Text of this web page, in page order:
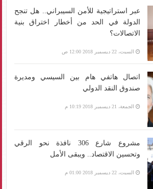
عبر استراتيجية للأمن السيبراني.. هل تنجح
الدولة في الحد من أخطار اختراق بنية
الاتصالات؟
السبت، 22 ديسمبر 2018 12:00 ص
اتصال هاتفي هام بين السيسي ومديرة
صندوق النقد الدولي
الجمعة، 21 ديسمبر 2018 10:19 م
مشروع شارع 306 نافذة نحو الرقي
وتحسين الاقتصاد.. ويبقى الأمل
السبت، 22 ديسمبر 2018 01:00 م